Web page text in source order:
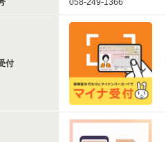
058-249-1366
付